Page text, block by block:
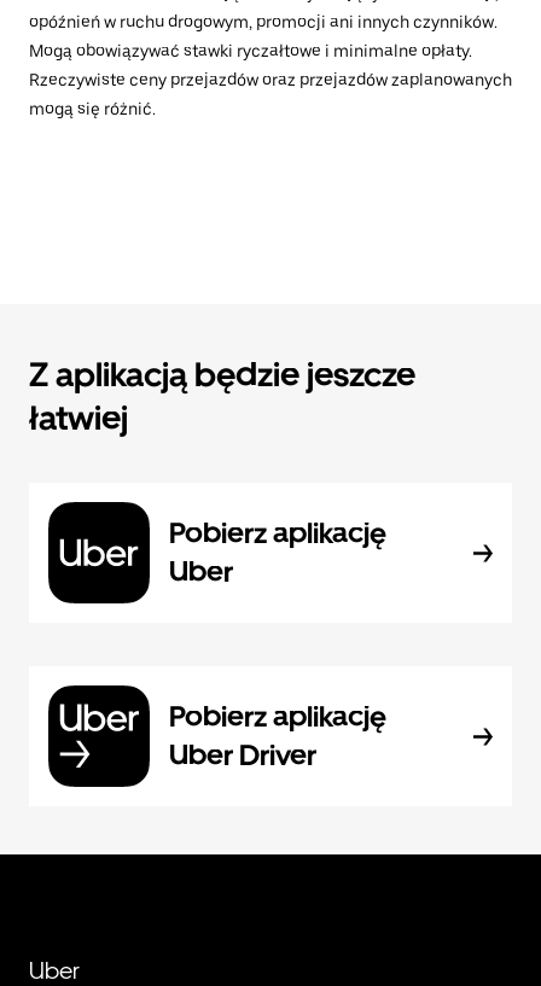
opóźnień w ruchu drogowym, promocji ani innych czynników.
Mogą obowiązywać stawki ryczałtowe i minimalne opłaty.
Rzeczywiste ceny przejazdów oraz przejazdów zaplanowanych
mogą się różnić.
Z aplikacją będzie jeszcze
łatwiej
Pobierz aplikację
Uber
Pobierz aplikację
Uber Driver
Uber